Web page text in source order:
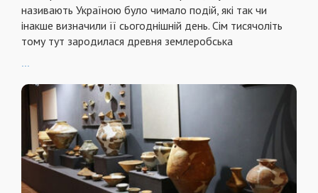
називають Україною було чимало подій, які так чи
інакше визначили її сьогоднішній день. Сім тисячоліть
тому тут зародилася древня землеробська
...